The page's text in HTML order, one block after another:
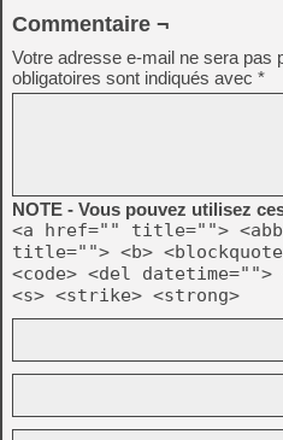
Commentaire ¬
Votre adresse e-mail ne sera pas
obligatoires sont indiqués avec *
NOTE - Vous pouvez utilisez
<a href="" title="">
title=""> <b>
<code> <del
<s> <strike> <strong>